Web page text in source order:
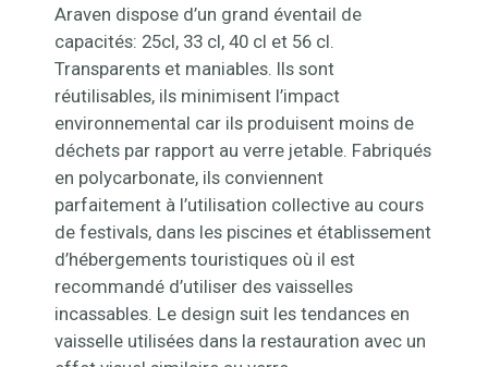
Araven dispose d’un grand éventail de
capacités: 25cl, 33 cl, 40 cl et 56 cl.
Transparents et maniables. Ils sont
réutilisables, ils minimisent l’impact
environnemental car ils produisent moins de
déchets par rapport au verre jetable. Fabriqués
en polycarbonate, ils conviennent
parfaitement à l’utilisation collective au cours
de festivals, dans les piscines et établissement
d’hébergements touristiques où il est
recommandé d’utiliser des vaisselles
incassables. Le design suit les tendances en
vaisselle utilisées dans la restauration avec un